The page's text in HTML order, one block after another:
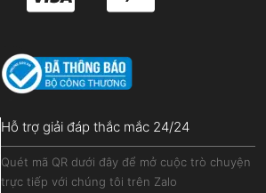
Hỗ trợ giải đáp thắc mắc 24/24
Quét mã QR dưới đây để mở cuộc trò chuyện
trực tiếp với chúng tôi trên Zalo